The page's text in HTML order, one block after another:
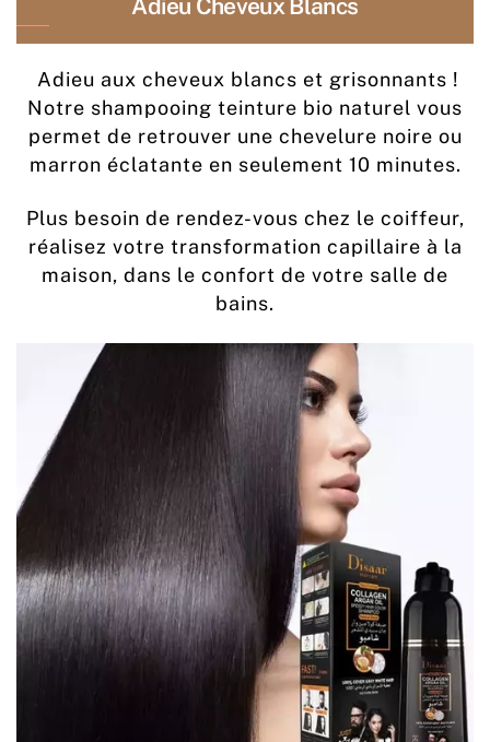
Adieu Cheveux Blancs
Adieu aux cheveux blancs et grisonnants !
Notre shampooing teinture bio naturel vous
permet de retrouver une chevelure noire ou
marron éclatante en seulement 10 minutes.
Plus besoin de rendez-vous chez le coiffeur,
réalisez votre transformation capillaire à la
maison, dans le confort de votre salle de
bains.